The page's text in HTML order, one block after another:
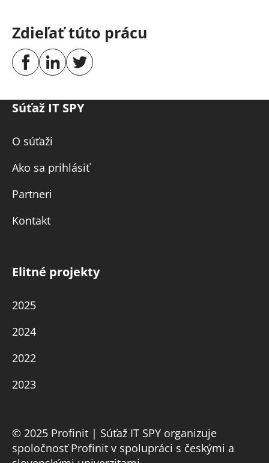
Zdieľať túto prácu
Súťaž IT SPY
O súťaži
Ako sa prihlásiť
Partneri
Kontakt
Elitné projekty
2025
2024
2022
2023
© 2025 Profinit | Súťaž IT SPY organizuje
spoločnosť Profinit v spolupráci s českými a